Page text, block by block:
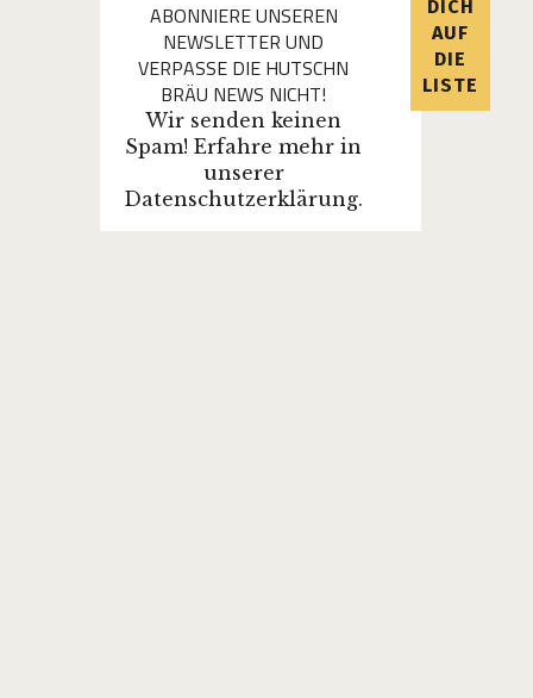
ABONNIERE UNSEREN
NEWSLETTER UND
VERPASSE DIE HUTSCHN
BRÄU NEWS NICHT!
Wir senden keinen
Spam! Erfahre mehr in
unserer
Datenschutzerklärung.